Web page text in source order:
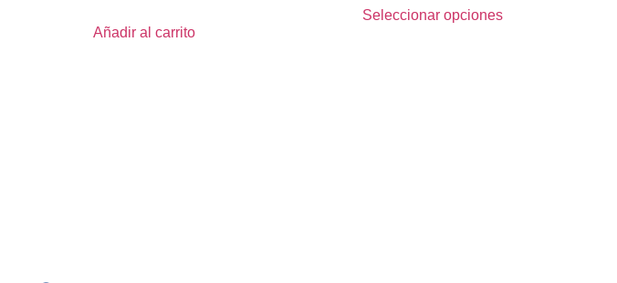
Añadir al carrito
Seleccionar opciones